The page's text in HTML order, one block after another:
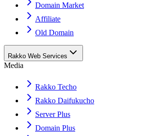
Domain Market
Affiliate
Old Domain
Rakko Web Services
Media
Rakko Techo
Rakko Daifukucho
Server Plus
Domain Plus